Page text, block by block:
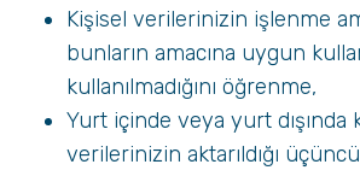
Kişisel verilerinizin işlenme
bunların amacına uygun
kullanılmadığını öğrenme,
Yurt içinde veya yurt dışında
verilerinizin aktarıldığı